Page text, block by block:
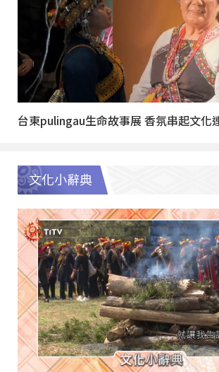
台東pulingau生命故事展 香氛串起文化
文化小辭典